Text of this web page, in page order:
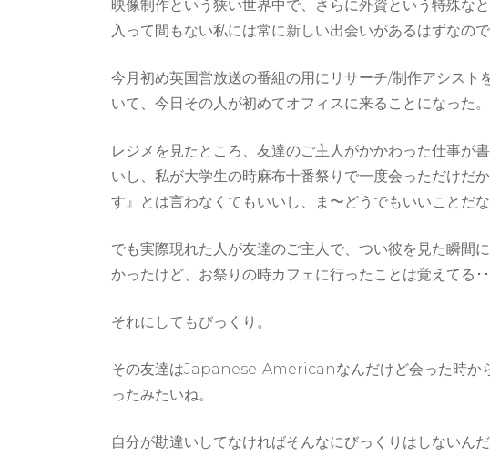
映像制作という狭い世界中で、さらに外資という特殊な
入って間もない私には常に新しい出会いがあるはずなので
今月初め英国営放送の番組の用にリサーチ/制作アシス
いて、今日その人が初めてオフィスに来ることになった。
レジメを見たところ、友達のご主人がかかわった仕事が
いし、私が大学生の時麻布十番祭りで一度会っただけだ
す』とは言わなくてもいいし、ま〜どうでもいいことだ
でも実際現れた人が友達のご主人で、つい彼を見た瞬間
かったけど、お祭りの時カフェに行ったことは覚えてる･
それにしてもびっくり。
その友達はJapanese-Americanなんだけど会った時か
ったみたいね。
自分が勘違いしてなければそんなにびっくりはしないん